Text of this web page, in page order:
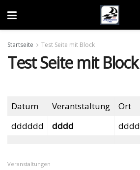
Startseite Test Seite mit Block
Test Seite mit Block
Datum Verantstaltung Ort
dddddd
dddd dddd
Veranstaltungen